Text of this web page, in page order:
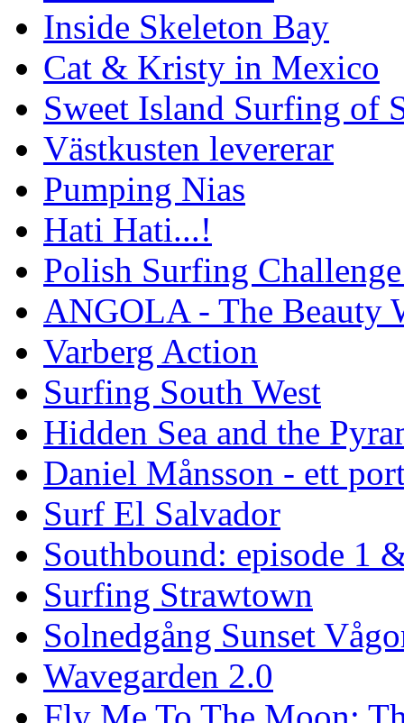
Inside Skeleton Bay
Cat & Kristy in Mexico
Sweet Island Surfing of
Västkusten levererar
Pumping Nias
Hati Hati...!
Polish Surfing
ANGOLA - The Beauty
Varberg Action
Surfing South West
Hidden Sea and the
Daniel Månsson - ett
Surf El Salvador
Southbound: episode 1
Surfing Strawtown
Solnedgång Sunset
Wavegarden 2.0